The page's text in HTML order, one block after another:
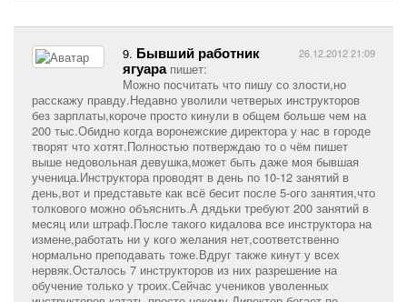
26.12.2012 21:09
9. Бывший работник
ягуарапишет:
Можно посчитать что пишу со злости,но
расскажу правду.Недавно уволили четверых инструкторов
без зарплаты,короче просто кинули в общем больше чем на
200 тыс.Обидно когда воронежские директора у нас в городе
творят что хотят.Полностью потверждаю то о чём пишет
выше недовольная девушка,может быть даже моя бывшая
ученица.Инструктора проводят в день по 10-12 занятий в
день,вот и представьте как всё бесит после 5-ого занятия,что
толкового можно объяснить.А дядьки требуют 200 занятий в
месяц или штраф.После такого кидалова все инструктора на
измене,работать ни у кого желания нет,соответственно
нормально преподавать тоже.Вдруг также кинут у всех
нервяк.Осталось 7 инструкторов из них разрешение на
обучение только у троих.Сейчас учеников уволенных